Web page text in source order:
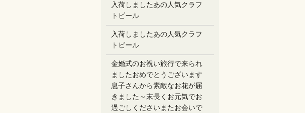
入荷しましたあの人気クラフ
トビール
入荷しましたあの人気クラフ
トビール
金婚式のお祝い旅行で来られ
ましたおめでとうございます
息子さんから素敵なお花が届
きました～末長くお元気でお
過ごしください️またお会いで